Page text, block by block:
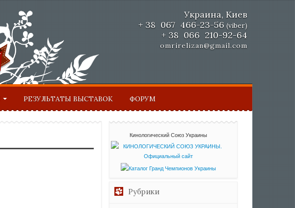
Украина, Киев
+ 38 067 466-23-56(viber)
+ 38 066 210-92-64
omrirelizan@gmail.com
РЕЗУЛЬТАТЫ ВЫСТАВОК ФОРУМ
Кинологический Союз Украины
Рубрики